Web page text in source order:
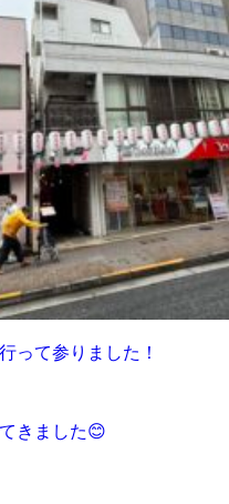
って参りました！
きました😊